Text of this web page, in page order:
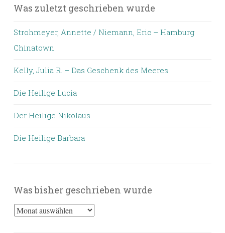
Was zuletzt geschrieben wurde
Strohmeyer, Annette / Niemann, Eric – Hamburg
Chinatown
Kelly, Julia R. – Das Geschenk des Meeres
Die Heilige Lucia
Der Heilige Nikolaus
Die Heilige Barbara
Was bisher geschrieben wurde
Was